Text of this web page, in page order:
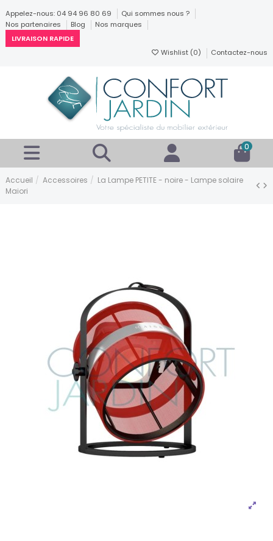
Appelez-nous: 04 94 96 80 69
Qui sommes nous ?
Nos partenaires
Blog
Nos marques
LIVRAISON RAPIDE
Wishlist (0) Contactez-nous
0
Accueil Accessoires
La Lampe PETITE - noire - Lampe solaire
Maiori